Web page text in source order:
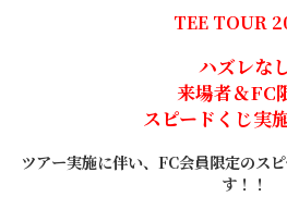
TEE TOUR
ハズレな
来場者＆FC
スピードくじ実
ツアー実施に伴い、FC会員限定のス
す！！